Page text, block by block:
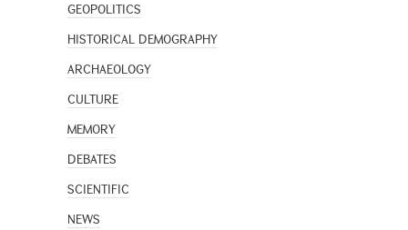
GEOPOLITICS
HISTORICAL DEMOGRAPHY
ARCHAEOLOGY
CULTURE
MEMORY
DEBATES
SCIENTIFIC
NEWS